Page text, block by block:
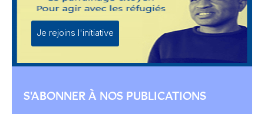
Je rejoins l'initiative
S'ABONNER À NOS PUBLICATIONS